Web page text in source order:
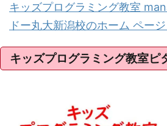
キッズプログラミング教室
ドー丸大新潟校のホーム ペー
キッズプログラミング教室ピ